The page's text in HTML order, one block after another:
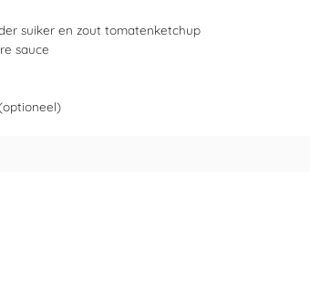
suiker en zout tomatenketchup
sauce